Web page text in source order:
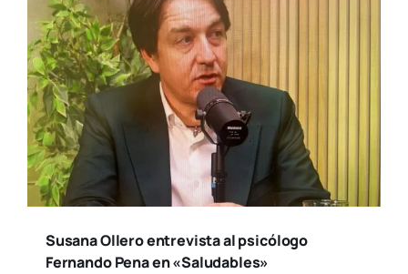
Susana Ollero entrevista al psicólogo
Fernando Pena en «Saludables»